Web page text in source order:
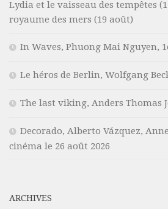
Lydia et le vaisseau des tempêtes
royaume des mers (19 août)
In Waves, Phuong Mai Nguyen,
Le héros de Berlin, Wolfgang
The last viking, Anders Thomas
Decorado, Alberto Vázquez,
cinéma le 26 août 2026
ARCHIVES